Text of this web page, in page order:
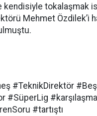
kendisiyle tokalaşmak
Mehmet Özdilek’i
#TeknikDirektör
#SüperLig
#tartıştı